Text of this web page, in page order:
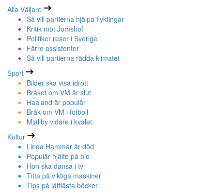
Alla Väljare
Så vill partierna hjälpa flyktingar
Kritik mot Jomshof
Politiker reser i Sverige
Färre assistenter
Så vill partierna rädda klimatet
Sport
Bilder ska visa idrott
Bråket om VM är slut
Haaland är populär
Bråk om VM i fotboll
Mjällby vidare i kvalet
Kultur
Linda Hammar är död
Populär hjälte på bio
Hon ska dansa i tv
Titta på viktiga maskiner
Tips på lättlästa böcker